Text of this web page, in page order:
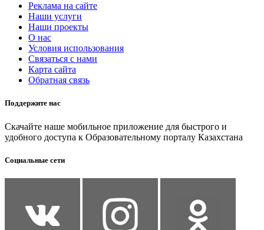
Реклама на сайте
Наши услуги
Наши проекты
О нас
Условия использования
Связаться с нами
Карта сайта
Обратная связь
Поддержите нас
Скачайте наше мобильное приложение для быстрого и
удобного доступа к Образовательному порталу Казахстана
Социальные сети